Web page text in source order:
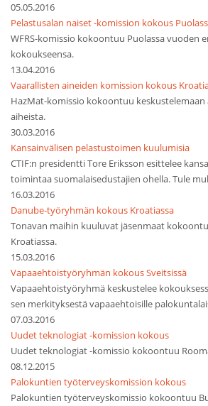
05.05.2016
Pelastusalan naiset -komission kokous
WFRS-komissio kokoontuu Puolassa vuoden
kokoukseensa.
13.04.2016
Vaarallisten aineiden komission kokous
HazMat-komissio kokoontuu
aiheista.
30.03.2016
Kansainvälisen pelastustoimen kuulumisia
CTIF:n presidentti Tore Eriksson esittelee
toimintaa suomalaisedustajien ohella. Tule
16.03.2016
Danube-työryhmän kokous Kroatiassa
Tonavan maihin kuuluvat jäsenmaat
Kroatiassa.
15.03.2016
Vapaaehtoistyöryhmän kokous Sveitsissä
Vapaaehtoistyöryhmä keskustelee
sen merkityksestä vapaaehtoisille
07.03.2016
Uudet teknologiat -komission kokous
Uudet teknologiat -komissio kokoontuu
08.12.2015
Palokuntien työterveyskomission kokous
Palokuntien työterveyskomissio kokoontuu